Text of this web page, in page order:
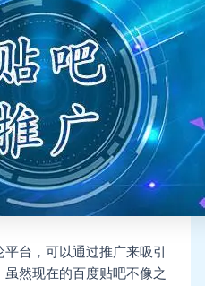
台，可以通过推广来吸引
然现在的百度贴吧不像之